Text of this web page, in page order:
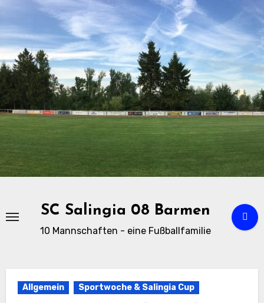
Zu
Inhalten
springen
SC Salingia 08 Barmen
10 Mannschaften - eine Fußballfamilie
Allgemein Sportwoche & Salingia Cup